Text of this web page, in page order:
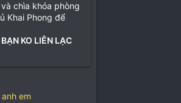
chìa khóa phòng
Khai Phong để
KO LIÊN LẠC
em